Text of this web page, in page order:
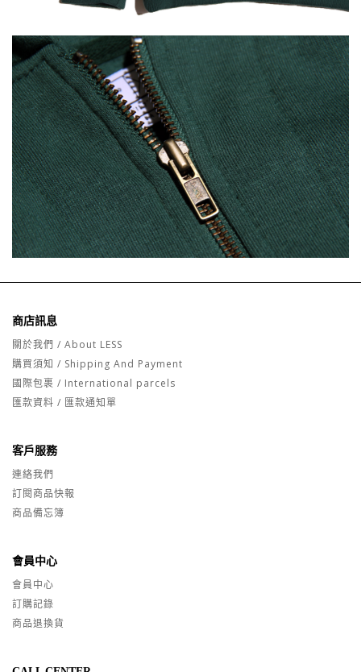
商店訊息
關於我們 / About LESS
購買須知 / Shipping And Payment
國際包裹 / International parcels
匯款資料 / 匯款通知單
客戶服務
連絡我們
訂閱商品快報
商品備忘簿
會員中心
會員中心
訂購記錄
商品退換貨